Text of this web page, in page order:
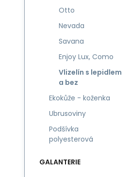
Otto
Nevada
Savana
Enjoy Lux, Como
Vlizelín s lepidlem
a bez
Ekokůže - koženka
Ubrusoviny
Podšívka
polyesterová
GALANTERIE